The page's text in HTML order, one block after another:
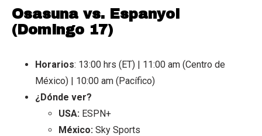
Osasuna vs. Espanyol
(Domingo 17)
Horarios: 13:00 hrs (ET) | 11:00 am (Centro de
México) | 10:00 am (Pacífico)
¿Dónde ver?
USA: ESPN+
México: Sky Sports